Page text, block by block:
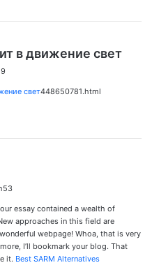
в движение свет
свет448650781.html
essay contained a wealth of
approaches in this field are
webpage! Whoa, that is very
I’ll bookmark your blog. That
it. Best SARM Alternatives